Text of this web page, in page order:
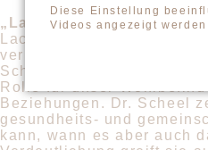
„Lachen für die
Lachen kann Menschen im
verbinden – oder auch
Schmier- und
Rolle für unser
Beziehungen. Dr. Scheel
gesundheits- und
kann, wann es aber auch
Diese Einstellung
Videos angezeigt werden.